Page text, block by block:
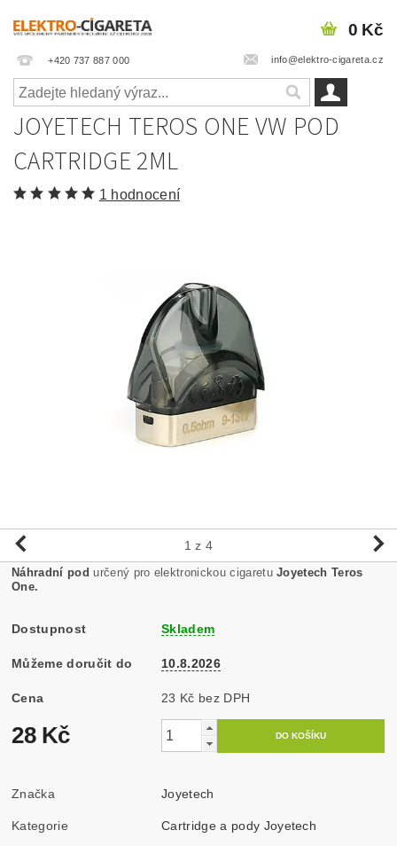
+420 737 887 000 info@elektro-cigareta.cz
0 Kč
JOYETECH TEROS ONE VW POD
CARTRIDGE 2ML
1 hodnocení
1 z 4
Náhradní pod určený pro elektronickou cigaretuJoyetech Teros
One.
Dostupnost Skladem
Můžeme doručit do 10.8.2026
Cena 23 Kč bez DPH
28 Kč
Značka Joyetech
Kategorie Cartridge a pody Joyetech